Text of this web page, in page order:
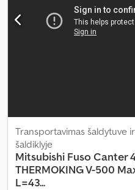
Transportavimas šaldytuve
šaldiklyje
Mitsubishi Fuso Canter
THERMOKING V-500
L=43...